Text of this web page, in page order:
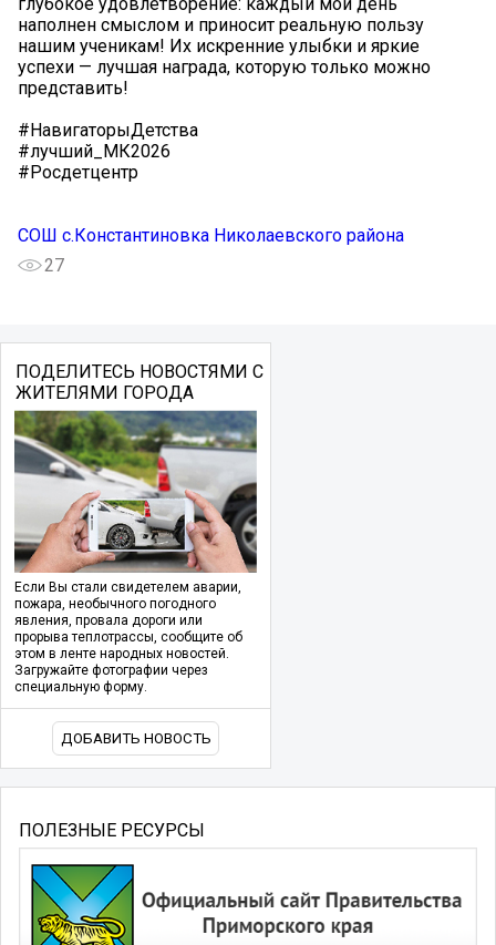
наполнен смыслом и приносит реальную пользу
нашим ученикам! Их искренние улыбки и яркие
успехи — лучшая награда, которую только можно
представить!
#НавигаторыДетства
#лучший_МК2026
#Росдетцентр
СОШ с.Константиновка Николаевского района
27
ПОДЕЛИТЕСЬ НОВОСТЯМИ С
ЖИТЕЛЯМИ ГОРОДА
Если Вы стали свидетелем аварии,
пожара, необычного погодного
явления, провала дороги или
прорыва теплотрассы, сообщите об
этом в ленте народных новостей.
Загружайте фотографии через
специальную форму.
ДОБАВИТЬ НОВОСТЬ
ПОЛЕЗНЫЕ РЕСУРСЫ